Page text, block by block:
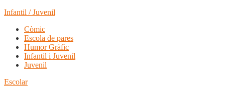
Infantil / Juvenil
Còmic
Escola de pares
Humor Gràfic
Infantil i Juvenil
Juvenil
Escolar